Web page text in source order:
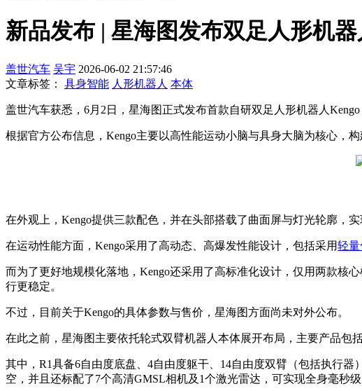
新品发布 | 星海图发布双足人形机器
盖世汽车 吴宇 2026-06-02 21:57:46
文章标签： 具身智能 人形机器人 本体
盖世汽车获悉，6月2日，星海图正式发布首款自研双足人形机器人
根据官方公布信息，Kengo主要以高性能运动小脑与具身大脑为核心，
在外观上，Kengo提供三款配色，并在头部搭载了曲面屏与灯光轮廓，
在运动性能方面，Kengo采用了高动态、高爆发性能设计，包括采用轻量
而为了更好地规模化落地，Kengo还采用了高标准化设计，仅用两款核
行更稳定。
不过，目前关于Kengo的具体参数与售价，星海图方面尚未对外公布。
在此之前，星海图主要依托轮式双臂机器人本体展开布局，主要产品包括
其中，R1具备6自由度底盘、4自由度躯干、14自由度双臂（包括执行
空，并且还标配了7个高清GMSL相机及1个激光雷达，可实现全身毫秒